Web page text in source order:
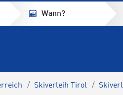
Wann?
Skiverleih Tirol